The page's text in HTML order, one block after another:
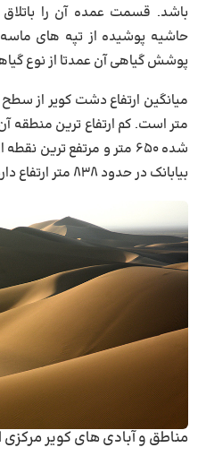
باشد. قسمت عمده آن را
حاشیه پوشیده از تپه‌ های ماسه
پوشش گیاهی آن عمدتا از نوع
متر است. کم ارتفاع ترین منطقه
شده ۶۵۰ متر و مرتفع ترین
بیابانک در حدود ۸۳۸ متر ارتفاع دارد.
مناطق و آبادی‌ های کویر مرکزی